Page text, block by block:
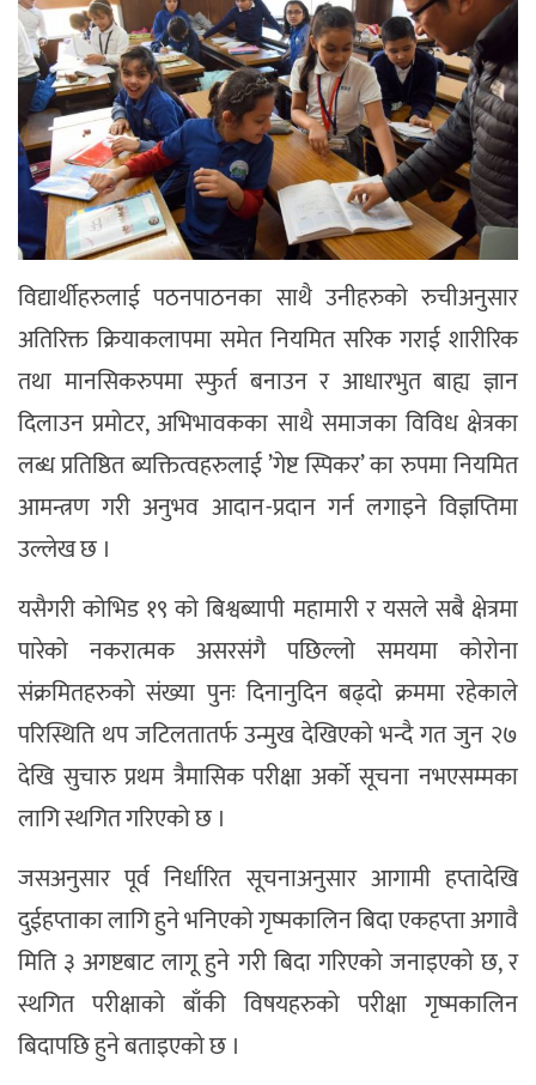
विद्यार्थीहरुलाई पठनपाठनका साथै उनीहरुको रुचीअनुसार
अतिरिक्त क्रियाकलापमा समेत नियमित सरिक गराई शारीरिक
तथा मानसिकरुपमा स्फुर्त बनाउन र आधारभुत बाह्य ज्ञान
दिलाउन प्रमोटर, अभिभावकका साथै समाजका विविध क्षेत्रका
लब्ध प्रतिष्ठित ब्यक्तित्वहरुलाई ’गेष्ट स्पिकर’ का रुपमा नियमित
आमन्त्रण गरी अनुभव आदान-प्रदान गर्न लगाइने विज्ञप्तिमा
उल्लेख छ ।
यसैगरी कोभिड १९ को बिश्वब्यापी महामारी र यसले सबै क्षेत्रमा
पारेको नकरात्मक असरसंगै पछिल्लो समयमा कोरोना
संक्रमितहरुको संख्या पुनः दिनानुदिन बढ्दो क्रममा रहेकाले
परिस्थिति थप जटिलतातर्फ उन्मुख देखिएको भन्दै गत जुन २७
देखि सुचारु प्रथम त्रैमासिक परीक्षा अर्को सूचना नभएसम्मका
लागि स्थगित गरिएको छ ।
जसअनुसार पूर्व निर्धारित सूचनाअनुसार आगामी हप्तादेखि
दुईहप्ताका लागि हुने भनिएको गृष्मकालिन बिदा एकहप्ता अगावै
मिति ३ अगष्टबाट लागू हुने गरी बिदा गरिएको जनाइएको छ, र
स्थगित परीक्षाको बाँकी विषयहरुको परीक्षा गृष्मकालिन
बिदापछि हुने बताइएको छ ।